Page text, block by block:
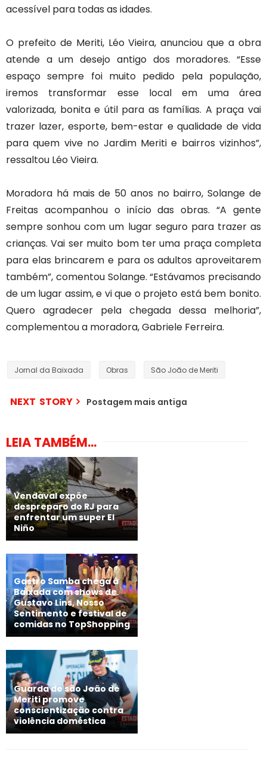
acessível para todas as idades.
O prefeito de Meriti, Léo Vieira, anunciou que a obra
atende a um desejo antigo dos moradores. “Esse
espaço sempre foi muito pedido pela população,
iremos transformar esse local em uma área
valorizada, bonita e útil para as famílias. A praça vai
trazer lazer, esporte, bem-estar e qualidade de vida
para quem vive no Jardim Meriti e bairros vizinhos”,
ressaltou Léo Vieira.
Moradora há mais de 50 anos no bairro, Solange de
Freitas acompanhou o início das obras. “A gente
sempre sonhou com um lugar seguro para trazer as
crianças. Vai ser muito bom ter uma praça completa
para elas brincarem e para os adultos aproveitarem
também”, comentou Solange. “Estávamos precisando
de um lugar assim, e vi que o projeto está bem bonito.
Quero agradecer pela chegada dessa melhoria”,
complementou a moradora, Gabriele Ferreira.
Jornal da Baixada Obras São João de Meriti
NEXT STORY Postagem mais antiga
LEIA TAMBÉM...
Vendaval expõe
despreparo do RJ para
enfrentar um super El
Niño
Gastro Samba chega à
Baixada com shows de
Gustavo Lins, Nosso
Sentimento e festival de
comidas no TopShopping
Guarda de são João de
Meriti promove
conscientização contra
violência doméstica